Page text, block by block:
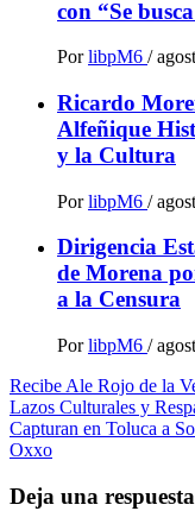
con “Se
Por libpM6 /
Ricardo
Alfeñique
y la Cultura
Por libpM6 /
Dirigencia
de Morena
a la Censura
Por libpM6 /
Navegación
de
entradas
Recibe Ale Rojo de la
Lazos Culturales y
Capturan en Toluca a
Oxxo
Deja una respuesta